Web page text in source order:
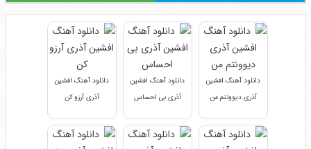
دانلود آهنگ افشین
آذری دیوونتم من
دانلود آهنگ افشین
آذری بی احساس
دانلود آهنگ افشین
آذری آرزو کن